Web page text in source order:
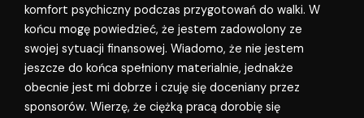
komfort psychiczny podczas przygotowań do walki. W
końcu mogę powiedzieć, że jestem zadowolony ze
swojej sytuacji finansowej. Wiadomo, że nie jestem
jeszcze do końca spełniony materialnie, jednakże
obecnie jest mi dobrze i czuję się doceniany przez
sponsorów. Wierzę, że ciężką pracą dorobię się